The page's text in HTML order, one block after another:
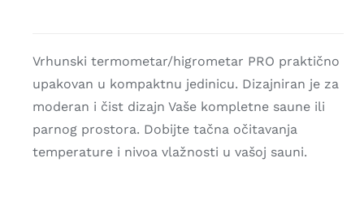
Vrhunski termometar/higrometar PRO praktično
upakovan u kompaktnu jedinicu. Dizajniran je za
moderan i čist dizajn Vaše kompletne saune ili
parnog prostora. Dobijte tačna očitavanja
temperature i nivoa vlažnosti u vašoj sauni.